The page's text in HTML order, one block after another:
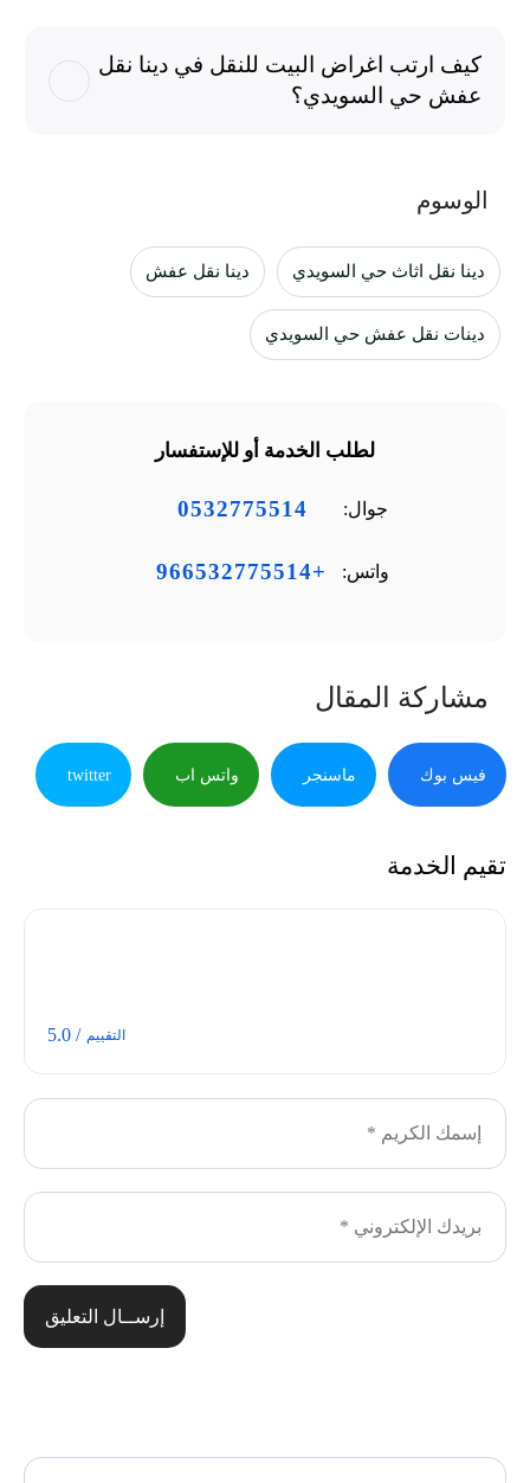
كيف ارتب اغراض البيت للنقل في دينا نقل
عفش حي السويدي؟
الوسوم
دينا نقل اثاث حي السويدي دينا نقل عفش
دينات نقل عفش حي السويدي
لطلب الخدمة أو للإستفسار
جوال: 0532775514
واتس: +966532775514
مشاركة المقال
فيس بوك ماسنجر واتس اب twitter
تقيم الخدمة
التقييم / 5.0
إرســال التعليق